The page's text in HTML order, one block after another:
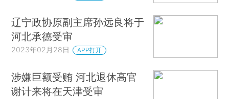
辽宁政协原副主席孙远良将于
河北承德受审
2023年02月28日 APP打开
涉嫌巨额受贿 河北退休高官
谢计来将在天津受审